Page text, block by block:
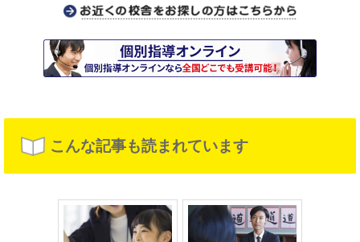
こんな記事も読まれています